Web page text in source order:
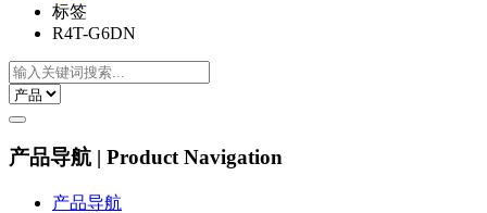
标签
R4T-G6DN
产品导航 | Product Navigation
产品导航